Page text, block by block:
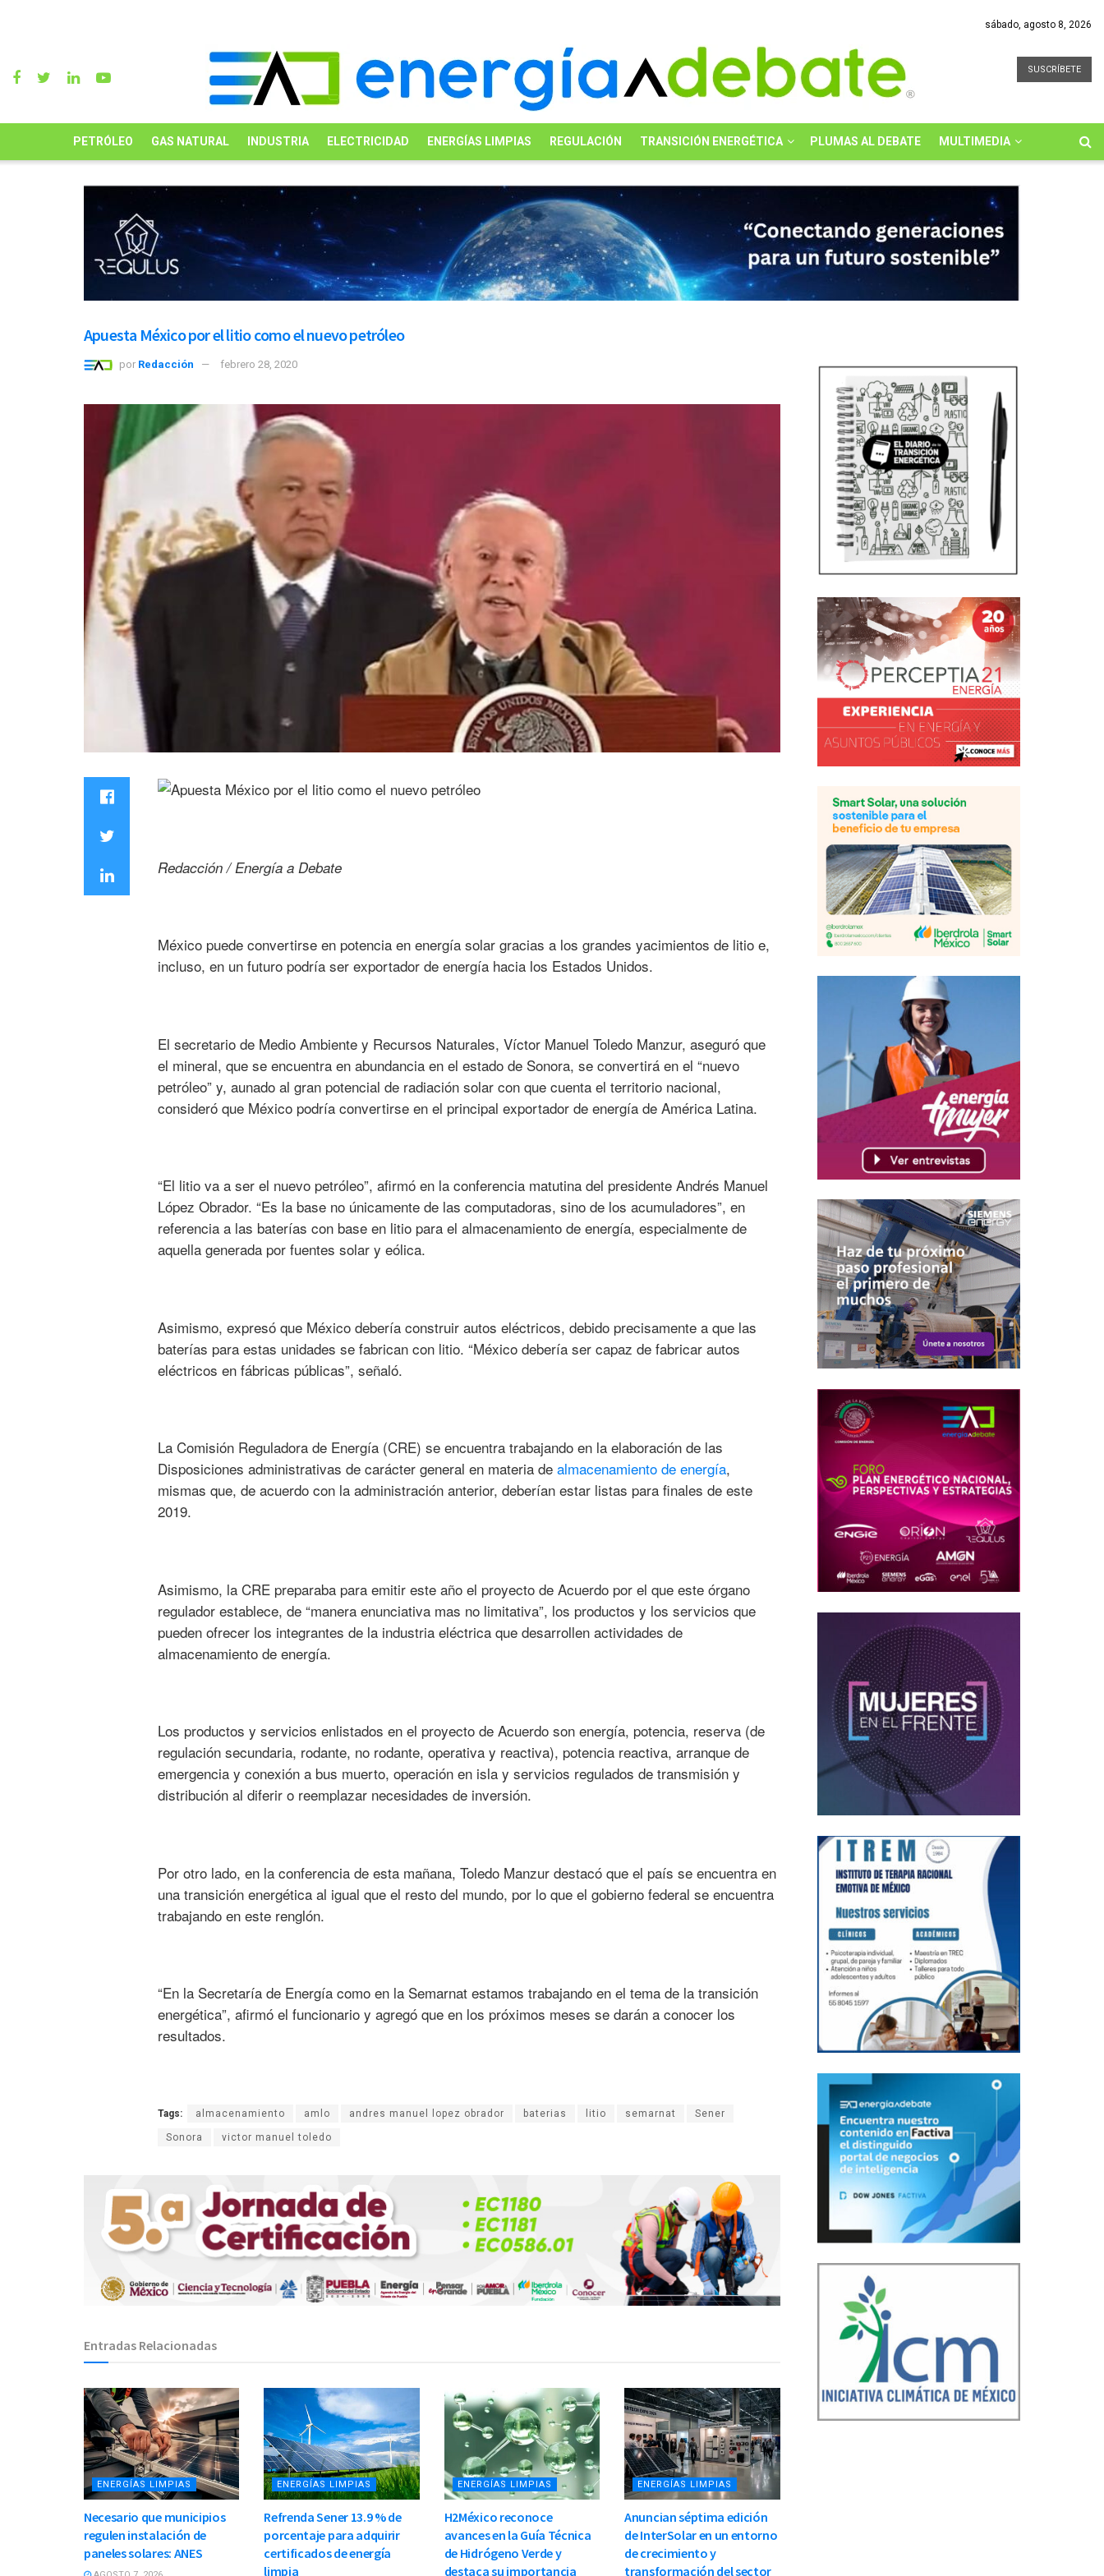
sábado, agosto 8, 2026
SUSCRÍBETE
PETRÓLEO GAS NATURAL INDUSTRIA ELECTRICIDAD ENERGÍAS LIMPIAS REGULACIÓN TRANSICIÓN ENERGÉTICA PLUMAS AL DEBATE MULTIMEDIA
Apuesta México por el litio como el nuevo petróleo
por Redacción febrero 28, 2020
Redacción / Energía a Debate
México puede convertirse en potencia en energía solar gracias a los grandes yacimientos de litio e,
incluso, en un futuro podría ser exportador de energía hacia los Estados Unidos.
El secretario de Medio Ambiente y Recursos Naturales, Víctor Manuel Toledo Manzur, aseguró que
el mineral, que se encuentra en abundancia en el estado de Sonora, se convertirá en el “nuevo
petróleo” y, aunado al gran potencial de radiación solar con que cuenta el territorio nacional,
consideró que México podría convertirse en el principal exportador de energía de América Latina.
“El litio va a ser el nuevo petróleo”, afirmó en la conferencia matutina del presidente Andrés Manuel
López Obrador. “Es la base no únicamente de las computadoras, sino de los acumuladores”, en
referencia a las baterías con base en litio para el almacenamiento de energía, especialmente de
aquella generada por fuentes solar y eólica.
Asimismo, expresó que México debería construir autos eléctricos, debido precisamente a que las
baterías para estas unidades se fabrican con litio. “México debería ser capaz de fabricar autos
eléctricos en fábricas públicas”, señaló.
La Comisión Reguladora de Energía (CRE) se encuentra trabajando en la elaboración de las
Disposiciones administrativas de carácter general en materia de almacenamiento de energía,
mismas que, de acuerdo con la administración anterior, deberían estar listas para finales de este
2019.
Asimismo, la CRE preparaba para emitir este año el proyecto de Acuerdo por el que este órgano
regulador establece, de “manera enunciativa mas no limitativa”, los productos y los servicios que
pueden ofrecer los integrantes de la industria eléctrica que desarrollen actividades de
almacenamiento de energía.
Los productos y servicios enlistados en el proyecto de Acuerdo son energía, potencia, reserva (de
regulación secundaria, rodante, no rodante, operativa y reactiva), potencia reactiva, arranque de
emergencia y conexión a bus muerto, operación en isla y servicios regulados de transmisión y
distribución al diferir o reemplazar necesidades de inversión.
Por otro lado, en la conferencia de esta mañana, Toledo Manzur destacó que el país se encuentra en
una transición energética al igual que el resto del mundo, por lo que el gobierno federal se encuentra
trabajando en este renglón.
“En la Secretaría de Energía como en la Semarnat estamos trabajando en el tema de la transición
energética”, afirmó el funcionario y agregó que en los próximos meses se darán a conocer los
resultados.
Tags: almacenamiento amlo andres manuel lopez obrador baterias litio semarnat Sener
Sonora victor manuel toledo
Entradas Relacionadas
ENERGÍAS LIMPIAS
Necesario que municipios
regulen instalación de
paneles solares: ANES
ENERGÍAS LIMPIAS
Refrenda Sener 13.9 % de
porcentaje para adquirir
certificados de energía
limpia
ENERGÍAS LIMPIAS
H2México reconoce
avances en la Guía Técnica
de Hidrógeno Verde y
destaca su importancia
ENERGÍAS LIMPIAS
Anuncian séptima edición
de InterSolar en un entorno
de crecimiento y
transformación del sector